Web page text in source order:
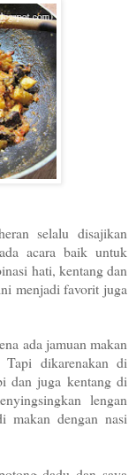
selalu disajikan
acara baik untuk
hati, kentang dan
menjadi favorit juga
ada jamuan makan
Tapi dikarenakan di
dan juga kentang di
lengan
makan dengan nasi